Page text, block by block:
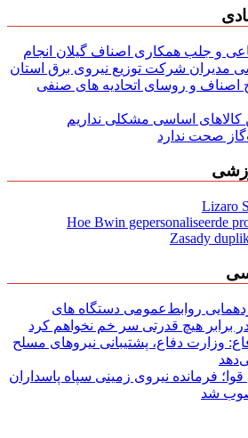
و جلب همکاری اصناف گیلان انجام
مدیران شركت توزیع نیروی برق استان
اصناف و روسای اتحادیه های صنفی
کالاهای اساسی مشکلی نداریم
صحت ندارد
Lizaro
Hoe Bwin gepersonaliseerde
Zasady
روابط‌عمومی دستگاه های
برابر هیچ قدرتی سر خم نخواهم کرد
وزارت دفاع، پشتیبانی نیرو‌های مسلح
فرمانده نیروی زمینی سپاه پاسداران
شد